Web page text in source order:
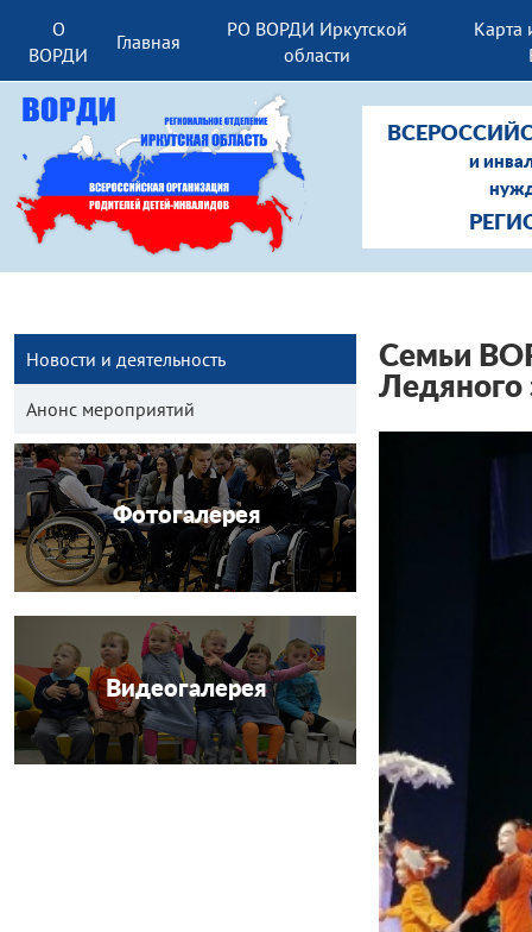
О
ВОРДИ
Главная
РО ВОРДИ Иркутской
области
Карта
и
Новости и деятельность
Анонс мероприятий
Фотогалерея
Видеогалерея
Семьи
Ледяного